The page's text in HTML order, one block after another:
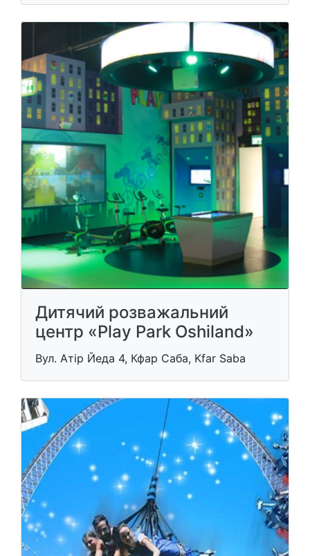
Дитячий розважальний
центр «Play Park Oshiland»
Вул. Атір Йеда 4, Кфар Саба, Kfar Saba